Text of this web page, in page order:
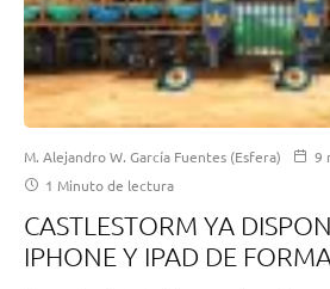
M. Alejandro W. García Fuentes (Esfera)
9
1 Minuto de lectura
CASTLESTORM YA
IPHONE Y IPAD DE